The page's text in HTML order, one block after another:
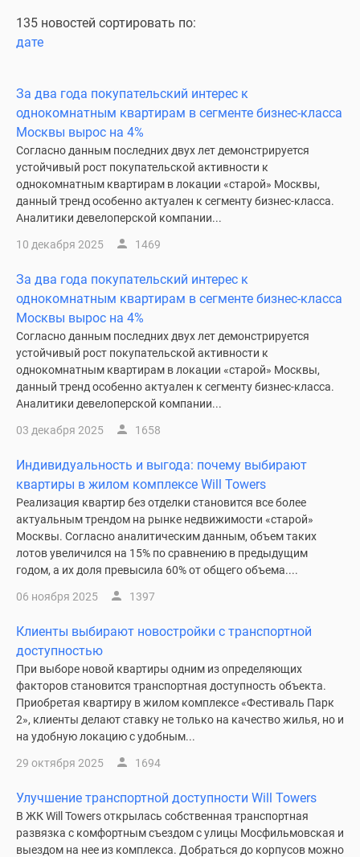
Специальные
предложения
Продавцы
застройщики
Панорамы
новостроек
Видеообзор
новостроек
новостроек
Москвы
Подмосковья
Студии
комнатные
комнатные
комнатные
Квартиры
карте
Ипотечный
калькулятор
Семейная
ипотека
ипотека
Банки
программы
Медиа
Новости
Мнение
эксперта
Аналитика
рынка
Покупателю
135 новостей сортировать по:
дате
За два года покупательский интерес к
однокомнатным квартирам в сегменте бизнес-класса
Москвы вырос на 4%
Согласно данным последних двух лет демонстрируется
устойчивый рост покупательской активности к
однокомнатным квартирам в локации «старой» Москвы,
данный тренд особенно актуален к сегменту бизнес-класса.
Аналитики девелоперской компании...
10 декабря 2025 1469
За два года покупательский интерес к
однокомнатным квартирам в сегменте бизнес-класса
Москвы вырос на 4%
Согласно данным последних двух лет демонстрируется
устойчивый рост покупательской активности к
однокомнатным квартирам в локации «старой» Москвы,
данный тренд особенно актуален к сегменту бизнес-класса.
Аналитики девелоперской компании...
03 декабря 2025 1658
Индивидуальность и выгода: почему выбирают
квартиры в жилом комплексе Will Towers
Реализация квартир без отделки становится все более
актуальным трендом на рынке недвижимости «старой»
Москвы. Согласно аналитическим данным, объем таких
лотов увеличился на 15% по сравнению в предыдущим
годом, а их доля превысила 60% от общего объема....
06 ноября 2025 1397
Клиенты выбирают новостройки с транспортной
доступностью
При выборе новой квартиры одним из определяющих
факторов становится транспортная доступность объекта.
Приобретая квартиру в жилом комплексе «Фестиваль Парк
2», клиенты делают ставку не только на качество жилья, но и
на удобную локацию с удобным...
29 октября 2025 1694
Улучшение транспортной доступности Will Towers
В ЖК Will Towers открылась собственная транспортная
развязка с комфортным съездом c улицы Мосфильмовская и
выездом на нее из комплекса. Добраться до корпусов можно